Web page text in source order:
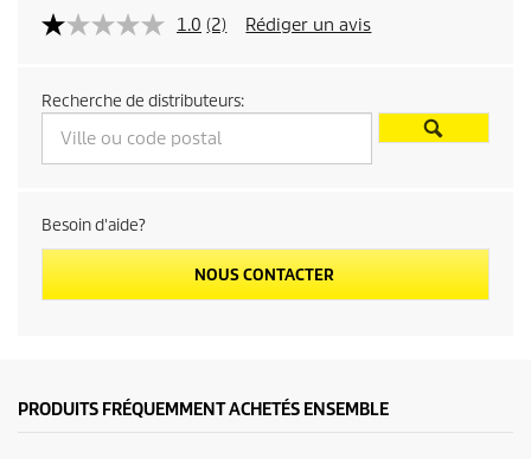
i
c
e
1.0 (2) Rédiger un avis
Recherche de distributeurs:
Besoin d'aide?
NOUS CONTACTER
PRODUITS FRÉQUEMMENT ACHETÉS ENSEMBLE